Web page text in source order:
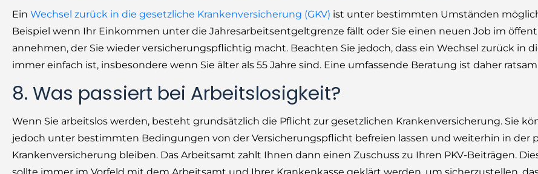
Ein Wechsel zurück in die gesetzliche Krankenversicherung (GKV) ist unter bestimmten Umständen
Beispiel wenn Ihr Einkommen unter die Jahresarbeitsentgeltgrenze fällt oder Sie einen neuen Job im
annehmen, der Sie wieder versicherungspflichtig macht. Beachten Sie jedoch, dass ein Wechsel zurück in
immer einfach ist, insbesondere wenn Sie älter als 55 Jahre sind. Eine umfassende Beratung ist daher
8. Was passiert bei Arbeitslosigkeit?
Wenn Sie arbeitslos werden, besteht grundsätzlich die Pflicht zur gesetzlichen Krankenversicherung. Sie
jedoch unter bestimmten Bedingungen von der Versicherungspflicht befreien lassen und weiterhin in der
Krankenversicherung bleiben. Das Arbeitsamt zahlt Ihnen dann einen Zuschuss zu Ihren PKV-Beiträgen.
sollte immer im Vorfeld mit dem Arbeitsamt und Ihrer Krankenkasse geklärt werden, um sicherzustellen,